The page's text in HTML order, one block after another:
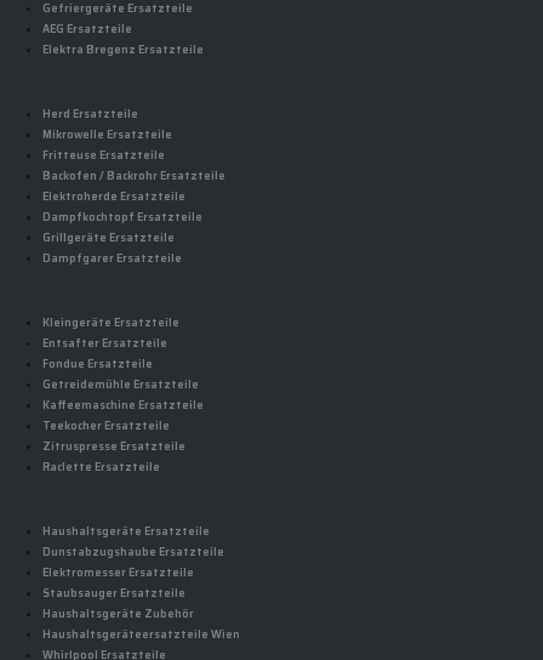
Gefriergeräte Ersatzteile
AEG Ersatzteile
Elektra Bregenz Ersatzteile
Herd Ersatzteile
Mikrowelle Ersatzteile
Fritteuse Ersatzteile
Backofen / Backrohr Ersatzteile
Elektroherde Ersatzteile
Dampfkochtopf Ersatzteile
Grillgeräte Ersatzteile
Dampfgarer Ersatzteile
Kleingeräte Ersatzteile
Entsafter Ersatzteile
Fondue Ersatzteile
Getreidemühle Ersatzteile
Kaffeemaschine Ersatzteile
Teekocher Ersatzteile
Zitruspresse Ersatzteile
Raclette Ersatzteile
Haushaltsgeräte Ersatzteile
Dunstabzugshaube Ersatzteile
Elektromesser Ersatzteile
Staubsauger Ersatzteile
Haushaltsgeräte Zubehör
Haushaltsgeräteersatzteile Wien
Whirlpool Ersatzteile